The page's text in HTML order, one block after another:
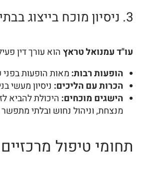
3. ניסיון מוכח בייצוג בבתי המשפט השונים באזור:
עו"ד עמנואל טראץהוא עורך דין
הופעות רבות: מאות הופעות
הכרות עם הליכים: ניסיון מעשי
הישגים מוכחים: היכולת להביא
מנצחת, וניהול נחוש ובלתי
תחומי טיפול